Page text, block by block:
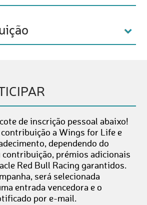
de inscrição pessoal abaixo!
a Wings for Life e
dependendo do
contribuição, prémios adicionais
Red Bull Racing garantidos.
será selecionada
entrada vencedora e o
por e-mail.